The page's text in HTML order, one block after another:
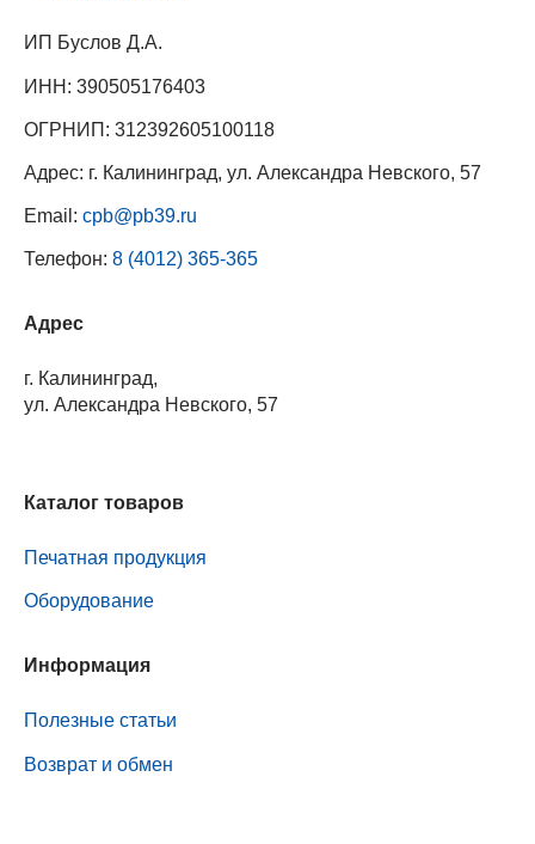
ИП Буслов Д.А.
ИНН: 390505176403
ОГРНИП: 312392605100118
Адрес: г. Калининград, ул. Александра Невского, 57
Email: cpb@pb39.ru
Телефон: 8 (4012) 365-365
Адрес
г. Калининград,
ул. Александра Невского, 57
Каталог товаров
Печатная продукция
Оборудование
Информация
Полезные статьи
Возврат и обмен